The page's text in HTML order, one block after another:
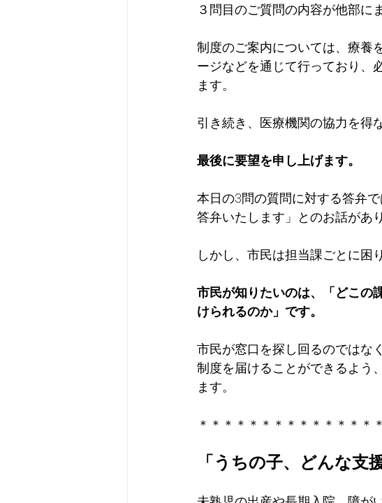
３問目のご質問の内容が他部に
制度のご案内については、療養
ージなどを通じて行っており、
ます。
引き続き、医療機関の協力を得
最後に要望を申し上げます。
本日の3問の質問に対する答弁
答弁いたします」とのお話があ
しかし、市民は担当課ごとに困
市民が知りたいのは、「どこの
けられるのか」です。
市民が窓口を探し回るのではな
制度を届けることができるよう
ます。
＊＊＊＊＊＊＊＊＊＊＊＊＊＊
「うちの子、どんな支